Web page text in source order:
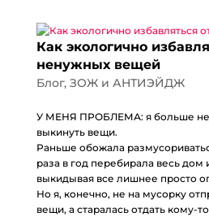
Как экологично
ненужных вещей
Блог, ЗОЖ и АНТИЭЙДЖ
У МЕНЯ ПРОБЛЕМА: я больше не
выкинуть вещи.
Раньше обожала
раза в год перебирала весь дом
выкидывая все лишнее просто
Но я, конечно, не на мусорку
вещи, а старалась отдать кому-